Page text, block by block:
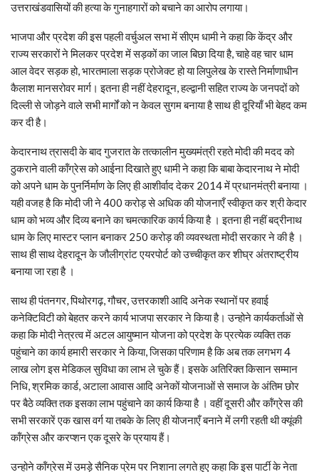
उत्तराखंडवासियों की हत्या के गुनाहगारों को बचाने का आरोप लगाया।
भाजपा और प्रदेश की इस पहली वर्चुअल सभा में सीएम धामी ने कहा कि केंद्र और
राज्य सरकारों ने मिलकर प्रदेश में सड़कों का जाल बिछा दिया है, चाहे वह चार धाम
आल वेदर सड़क हो, भारतमाला सड़क प्रोजेक्ट हो या लिपुलेख के रास्ते निर्माणाधीन
कैलाश मानसरोवर मार्ग। इतना ही नहीं देहरादून, हल्द्वानी सहित राज्य के जनपदों को
दिल्ली से जोड़ने वाले सभी मार्गों को न केवल सुगम बनाया है साथ ही दूरियाँ भी बेहद कम
कर दी है।
केदारनाथ त्रासदी के बाद गुजरात के तत्कालीन मुख्यमंत्री रहते मोदी की मदद को
ठुकराने वाली कॉंग्रेस को आईना दिखाते हुए धामी ने कहा कि बाबा केदारनाथ ने मोदी
को अपने धाम के पुनर्निर्माण के लिए ही आशीर्वाद देकर 2014 में प्रधानमंत्री बनाया ।
यही वजह है कि मोदी जी ने 400 करोड़ से अधिक की योजनाएँ स्वीकृत कर श्री केदार
धाम को भव्य और दिव्य बनाने का चमत्कारिक कार्य किया है । इतना ही नहीं बद्रीनाथ
धाम के लिए मास्टर प्लान बनाकर 250 करोड़ की व्यवस्थता मोदी सरकार ने की है ।
साथ ही साथ देहरादून के जौलीग्रांट एयरपोर्ट को उच्चीकृत कर शीघ्र अंतराष्ट्रीय
बनाया जा रहा है ।
साथ ही पंतनगर, पिथोरगढ़, गौचर, उत्तरकाशी आदि अनेक स्थानों पर हवाई
कनेक्टिविटी को बेहतर करने कार्य भाजपा सरकार ने किया है। उन्होने कार्यकर्ताओं से
कहा कि मोदी नेत्रत्व में अटल आयुष्मान योजना को प्रदेश के प्रत्येक व्यक्ति तक
पहुंचाने का कार्य हमारी सरकार ने किया, जिसका परिणाम है कि अब तक लगभग 4
लाख लोग इस मेडिकल सुविधा का लाभ ले चुके हैं। इसके अतिरिक्त किसान सम्मान
निधि, श्रमिक कार्ड, अटाला आवास आदि अनेकों योजनाओं से समाज के अंतिम छोर
पर बैठे व्यक्ति तक इसका लाभ पहुंचाने का कार्य किया है । वहीं दूसरी और कॉंग्रेस की
सभी सरकारें एक खास वर्ग या तबके के लिए ही योजनाएँ बनाने में लगी रहती थी क्यूंकी
कॉंग्रेस और करप्शन एक दूसरे के प्रयाय हैं।
उन्होने कॉंग्रेस में उमड़े सैनिक प्रेम पर निशाना लगते हुए कहा कि इस पार्टी के नेता